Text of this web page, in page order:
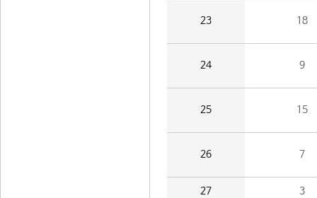
23 18
24 9
25 15
26 7
27 3